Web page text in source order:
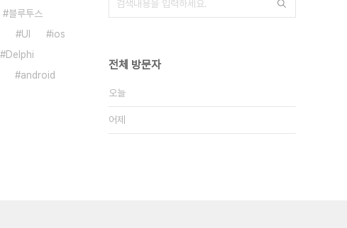
블루투스
UI
ios
Delphi
android
전체 방문자
오늘
어제